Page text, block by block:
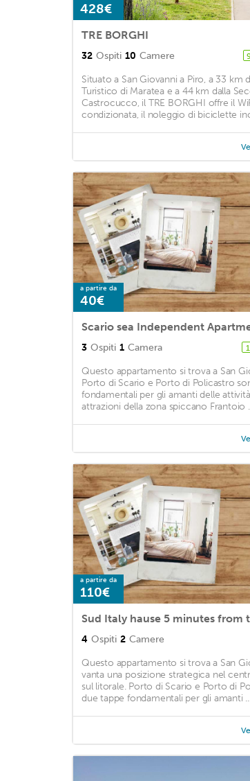
428€
TRE BORGHI
32 Ospiti 10 Camere
Situato a San Giovanni a Piro, a 33 km
Turistico di Maratea e a 44 km dalla
Castrocucco, il TRE BORGHI offre il
condizionata, il noleggio di biciclette
a partire da
40€
3 Ospiti 1 Camera
Questo appartamento si trova a San
Porto di Scario e Porto di Policastro
fondamentali per gli amanti delle
attrazioni della zona spiccano Frantoio
a partire da
110€
4 Ospiti 2 Camere
Questo appartamento si trova a San
vanta una posizione strategica nel
sul litorale. Porto di Scario e Porto di
due tappe fondamentali per gli amanti